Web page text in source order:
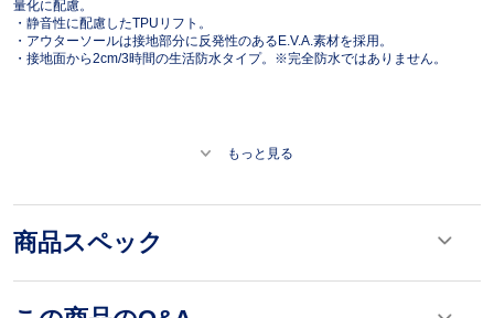
量化に配慮。
・静音性に配慮したTPUリフト。
・アウターソールは接地部分に反発性のあるE.V.A.素材を採用。
・接地面から2cm/3時間の生活防水タイプ。※完全防水ではありません。
もっと見る
商品スペック